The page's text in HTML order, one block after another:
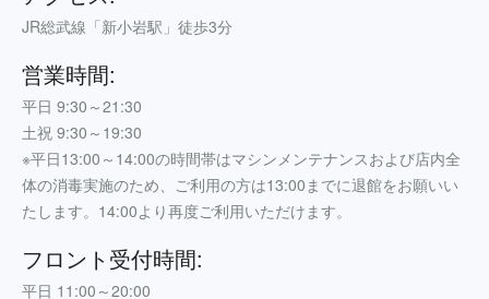
JR総武線「新小岩駅」徒歩3分
営業時間:
平日 9:30～21:30
土祝 9:30～19:30
※平日13:00～14:00の時間帯はマシンメンテナンスおよび店内全
体の消毒実施のため、ご利用の方は13:00までに退館をお願いい
たします。14:00より再度ご利用いただけます。
フロント受付時間:
平日 11:00～20:00